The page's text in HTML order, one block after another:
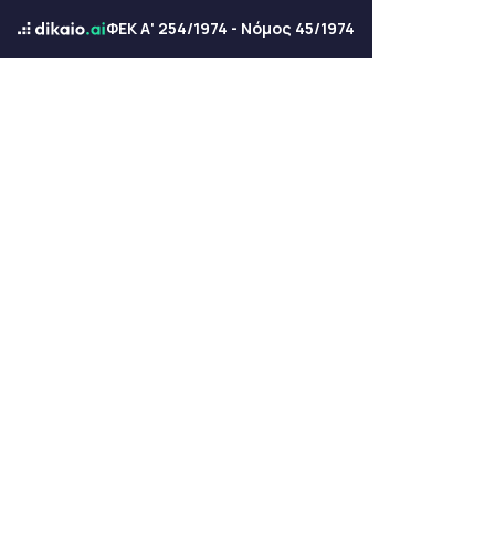
ΦΕΚ Α' 254/1974 - Νόμος 45/1974